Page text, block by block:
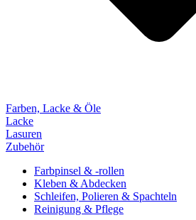
Farben, Lacke & Öle
Lacke
Lasuren
Zubehör
Farbpinsel & -rollen
Kleben & Abdecken
Schleifen, Polieren & Spachteln
Reinigung & Pflege